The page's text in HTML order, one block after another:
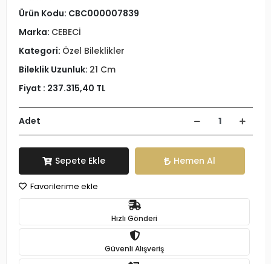
Ürün Kodu: CBC000007839
Marka: CEBECİ
Kategori: Özel Bileklikler
Bileklik Uzunluk: 21 Cm
Fiyat : 237.315,40 TL
Adet
Sepete Ekle Hemen Al
Favorilerime ekle
Hızlı Gönderi
Güvenli Alışveriş